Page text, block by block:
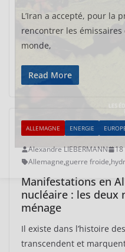
L’Iran a accepté, pour la
rencontrer les
monde,
Read More
ALLEMAGNE ENERGIE
Alexandre LIEBERMANN 18
Allemagne,guerre froide,
Manifestations en
nucléaire : les deux
ménage
Il existe dans l’histoire
transcendent et